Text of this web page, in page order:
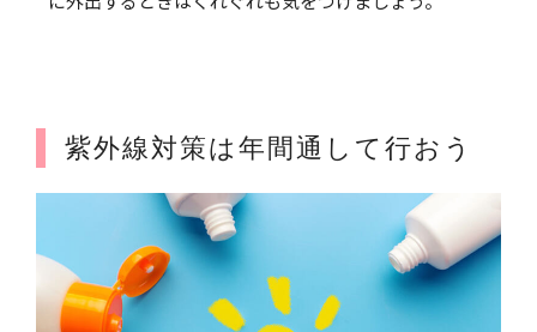
紫外線対策は年間通して行おう